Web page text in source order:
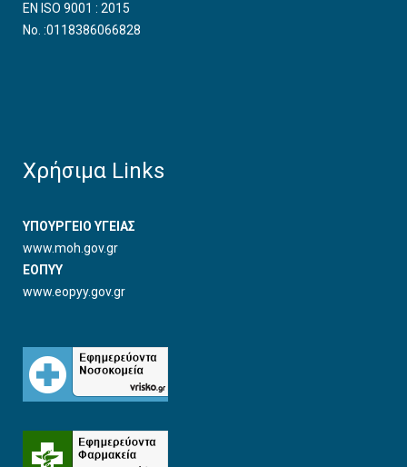
EN ISO 9001 : 2015
No. :0118386066828
Χρήσιμα Links
ΥΠΟΥΡΓΕΙΟ ΥΓΕΙΑΣ
www.moh.gov.gr
ΕΟΠΥΥ
www.eopyy.gov.gr